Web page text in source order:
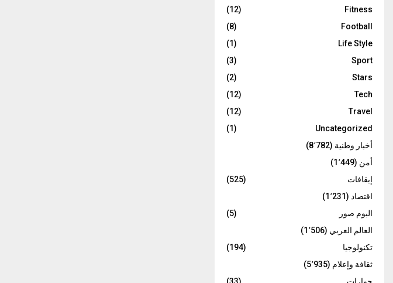
Fitness
(12)
Football
(8)
Life Style
(1)
Sport
(3)
Stars
(2)
Tech
(12)
Travel
(12)
Uncategorized
(1)
أخبار وطنية (8٬782)
أمن (1٬449)
إيقافات
(525)
اقتصاد (1٬231)
البوم صور
(5)
العالم العربي (1٬506)
تكنولوجيا
(194)
ثقافة وإعلام (5٬935)